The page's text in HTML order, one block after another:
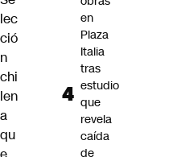
lec
ció
n
chi
len
a
qu
en
Plaza
Italia
tras
estudio
que
revela
caída
de